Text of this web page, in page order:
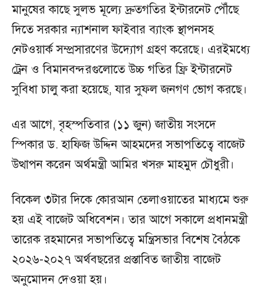
মানুষের কাছে সুলভ মূল্যে দ্রুতগতির ইন্টারনেট পৌঁছে
দিতে সরকার ন্যাশনাল ফাইবার ব্যাংক স্থাপনসহ
নেটওয়ার্ক সম্প্রসারণের উদ্যোগ গ্রহণ করেছে। এরইমধ্যে
ট্রেন ও বিমানবন্দরগুলোতে উচ্চ গতির ফ্রি ইন্টারনেট
সুবিধা চালু করা হয়েছে, যার সুফল জনগণ ভোগ করছে।
এর আগে, বৃহস্পতিবার (১১ জুন) জাতীয় সংসদে
স্পিকার ড. হাফিজ উদ্দিন আহমদের সভাপতিত্বে বাজেট
উত্থাপন করেন অর্থমন্ত্রী আমির খসরু মাহমুদ চৌধুরী।
বিকেল ৩টার দিকে কোরআন তেলাওয়াতের মাধ্যমে শুরু
হয় এই বাজেট অধিবেশন। তার আগে সকালে প্রধানমন্ত্রী
তারেক রহমানের সভাপতিত্বে মন্ত্রিসভার বিশেষ বৈঠকে
২০২৬-২০২৭ অর্থবছরের প্রস্তাবিত জাতীয় বাজেট
অনুমোদন দেওয়া হয়।